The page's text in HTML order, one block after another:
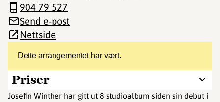
Dette arrangementet har vært.
Priser
Josefin Winther har gitt ut 8 studioalbum siden sin debut i
904 79 527
Send e-post
Nettside